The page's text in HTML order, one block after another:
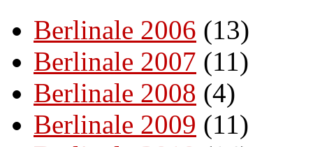
Berlinale 2006 (13)
Berlinale 2007 (11)
Berlinale 2008 (4)
Berlinale 2009 (11)